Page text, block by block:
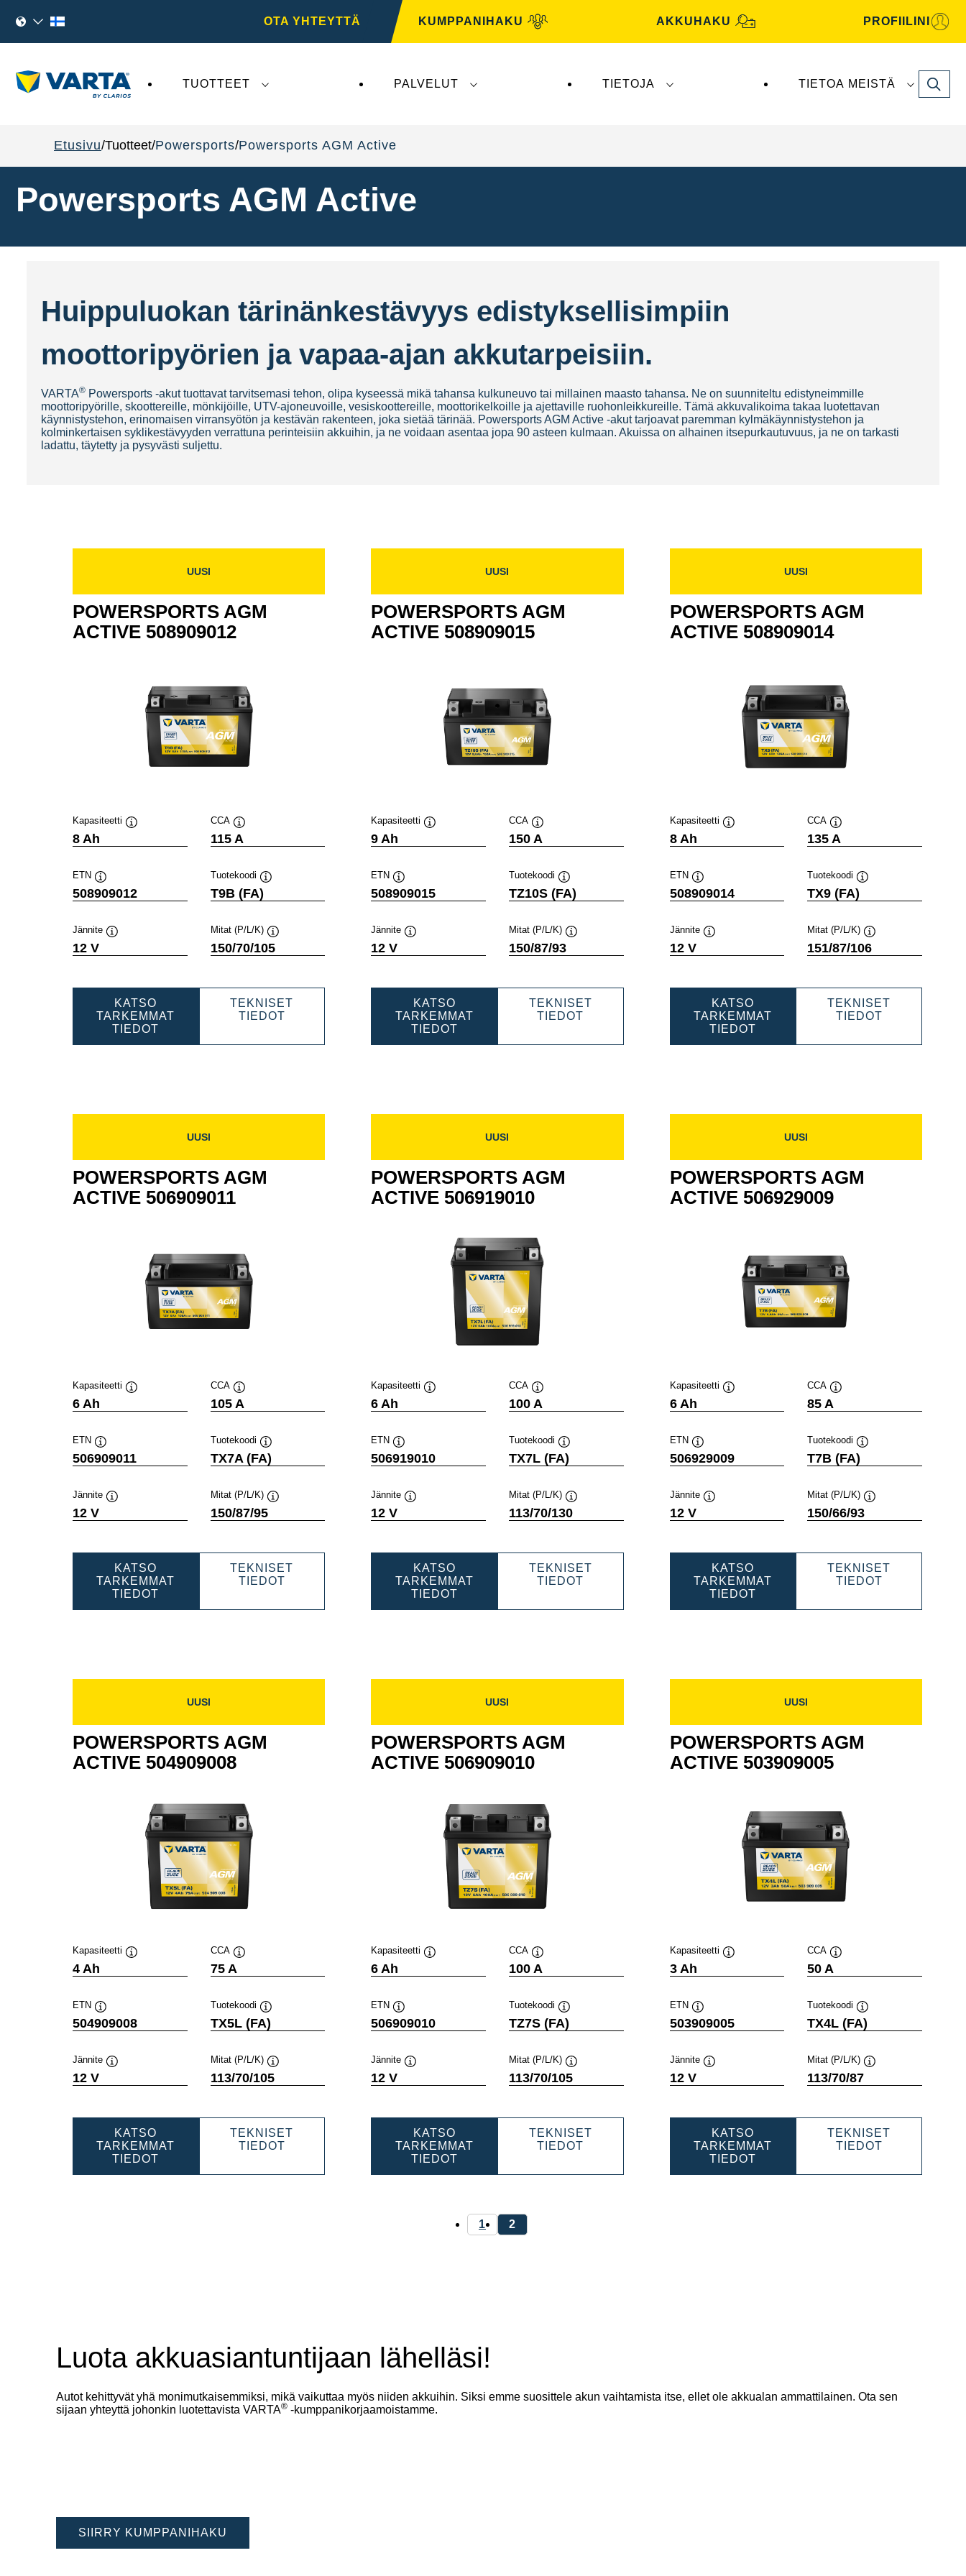
OTA YHTEYTTÄ KUMPPANIHAKU AKKUHAKU PROFIILINI
TUOTTEET PALVELUT TIETOJA TIETOA MEISTÄ Search
Etusivu Tuotteet Powersports Powersports AGM Active
Powersports AGM Active
Huippuluokan tärinänkestävyys edistyksellisimpiin
moottoripyörien ja vapaa-ajan akkutarpeisiin.
VARTA® Powersports -akut tuottavat tarvitsemasi tehon, olipa kyseessä mikä tahansa kulkuneuvo tai millainen maasto tahansa. Ne on suunniteltu edistyneimmille
moottoripyörille, skoottereille, mönkijöille, UTV-ajoneuvoille, vesiskoottereille, moottorikelkoille ja ajettaville ruohonleikkureille. Tämä akkuvalikoima takaa luotettavan
käynnistystehon, erinomaisen virransyötön ja kestävän rakenteen, joka sietää tärinää. Powersports AGM Active -akut tarjoavat paremman kylmäkäynnistystehon ja
kolminkertaisen syklikestävyyden verrattuna perinteisiin akkuihin, ja ne voidaan asentaa jopa 90 asteen kulmaan. Akuissa on alhainen itsepurkautuvuus, ja ne on tarkasti
ladattu, täytetty ja pysyvästi suljettu.
UUSI
POWERSPORTS AGM
ACTIVE 508909012
Kapasiteetti
8 Ah
CCA
Työkaluvihje
115 A
ETN
Työkaluvihje
508909012
Tuotekoodi
T9B (FA)
Jännite
12 V
Mitat (P/L/K)
Työkaluvihje
150/70/105
KATSO
TARKEMMAT
TIEDOT
TEKNISET
TIEDOTPOWERSPORTS
UUSI
POWERSPORTS AGM
ACTIVE 508909015
Kapasiteetti
9 Ah
CCA
Työkaluvihje
150 A
ETN
Työkaluvihje
508909015
Tuotekoodi
Työkaluvihje
TZ10S (FA)
Jännite
12 V
Mitat (P/L/K)
150/87/93
KATSO
TARKEMMAT
TIEDOTPOWERSPORTS
TEKNISET
TIEDOT
UUSI
POWERSPORTS AGM
ACTIVE 508909014
Kapasiteetti
8 Ah
CCA
Työkaluvihje
135 A
ETN
Työkaluvihje
508909014
Tuotekoodi
TX9 (FA)
Jännite
12 V
Mitat (P/L/K)
Työkaluvihje
151/87/106
KATSO
TARKEMMAT
TIEDOTPOWERSPORTS
TEKNISET
TIEDOT
UUSI
POWERSPORTS AGM
ACTIVE 506909011
Kapasiteetti
6 Ah
CCA
Työkaluvihje
105 A
ETN
Työkaluvihje
506909011
Tuotekoodi
Työkaluvihje
TX7A (FA)
Jännite
12 V
Mitat (P/L/K)
150/87/95
KATSO
TARKEMMAT
TIEDOT
TEKNISET
TIEDOTPOWERSPORTS
UUSI
POWERSPORTS AGM
ACTIVE 506919010
Kapasiteetti
6 Ah
CCA
Työkaluvihje
100 A
ETN
Työkaluvihje
506919010
Tuotekoodi
Työkaluvihje
TX7L (FA)
Jännite
12 V
Mitat (P/L/K)
Työkaluvihje
113/70/130
KATSO
TARKEMMAT
TIEDOTPOWERSPORTS
TEKNISET
TIEDOT
UUSI
POWERSPORTS AGM
ACTIVE 506929009
Kapasiteetti
6 Ah
CCA
85 A
ETN
Työkaluvihje
506929009
Tuotekoodi
T7B (FA)
Jännite
12 V
Mitat (P/L/K)
150/66/93
KATSO
TARKEMMAT
TIEDOTPOWERSPORTS
TEKNISET
TIEDOT
UUSI
POWERSPORTS AGM
ACTIVE 504909008
Kapasiteetti
4 Ah
CCA
75 A
ETN
Työkaluvihje
504909008
Tuotekoodi
Työkaluvihje
TX5L (FA)
Jännite
12 V
Mitat (P/L/K)
Työkaluvihje
113/70/105
KATSO
TARKEMMAT
TIEDOT
TEKNISET
TIEDOTPOWERSPORTS
UUSI
POWERSPORTS AGM
ACTIVE 506909010
Kapasiteetti
6 Ah
CCA
Työkaluvihje
100 A
ETN
Työkaluvihje
506909010
Tuotekoodi
Työkaluvihje
TZ7S (FA)
Jännite
12 V
Mitat (P/L/K)
Työkaluvihje
113/70/105
KATSO
TARKEMMAT
TIEDOTPOWERSPORTS
TEKNISET
TIEDOT
UUSI
POWERSPORTS AGM
ACTIVE 503909005
Kapasiteetti
3 Ah
CCA
50 A
ETN
Työkaluvihje
503909005
Tuotekoodi
Työkaluvihje
TX4L (FA)
Jännite
12 V
Mitat (P/L/K)
113/70/87
KATSO
TARKEMMAT
TIEDOTPOWERSPORTS
TEKNISET
TIEDOT
1 2
Luota akkuasiantuntijaan lähelläsi!
Autot kehittyvät yhä monimutkaisemmiksi, mikä vaikuttaa myös niiden akkuihin. Siksi emme suosittele akun vaihtamista itse, ellet ole akkualan ammattilainen. Ota sen
sijaan yhteyttä johonkin luotettavista VARTA® -kumppanikorjaamoistamme.
SIIRRY KUMPPANIHAKU